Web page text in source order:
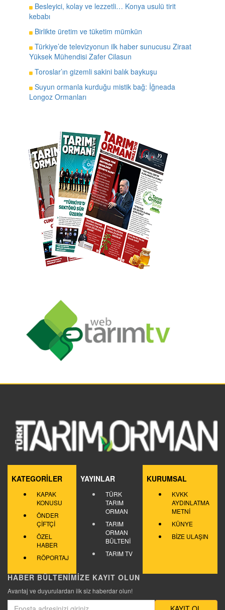
Besleyici, kolay ve lezzetli… Konya usulü tirit
kebabı
Birlikte üretim ve tüketim mümkün
Türkiye’de televizyonun ilk haber sunucusu Ziraat
Yüksek Mühendisi Zafer Cilasun
Toroslar’ın gizemli sakini balık baykuşu
Suyun ormanla kurduğu mistik bağ: İğneada
Longoz Ormanları
KATEGORİLER
KAPAK
KONUSU
ÖNDER
ÇİFTÇİ
ÖZEL
HABER
RÖPORTAJ
YAYINLAR
TÜRK
TARIM
ORMAN
TARIM
ORMAN
BÜLTENİ
TARIM TV
KURUMSAL
KVKK
AYDINLATMA
METNİ
KÜNYE
BİZE ULAŞIN
HABER BÜLTENİMİZE KAYIT OLUN
Avantaj ve duyurulardan ilk siz haberdar olun!